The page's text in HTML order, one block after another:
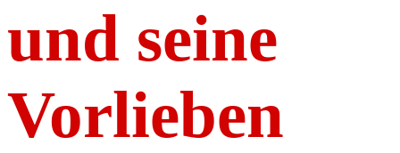
und seine
Vorlieben